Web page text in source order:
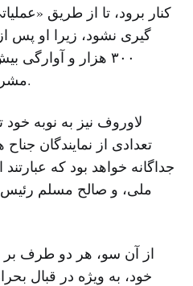
کنار برود، تا از طریق
گیری نشود، زیرا او پس
مشروعیت خود را از دست داد.
لاوروف نیز به نوبه
تعدادی از نمایندگان
جداگانه خواهد بود که
ملی، و صالح مسلم رئیس
از آن سو، هر دو طرف
خود، به ویژه در قبال